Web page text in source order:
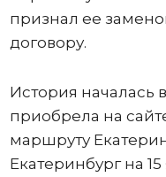
признал ее
договору.
История началась
приобрела на
маршруту
Екатеринбург на